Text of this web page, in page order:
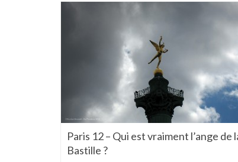
Paris 12 – Qui est vraiment l’ange de
Bastille ?